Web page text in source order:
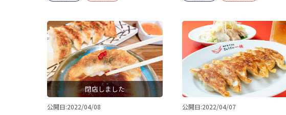
閉店しました
公開日:2022/04/08 公開日:2022/04/07